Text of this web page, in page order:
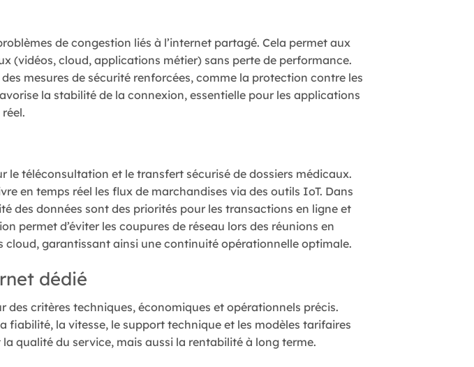
de congestion liés à l’internet partagé. Cela permet aux
(vidéos, cloud, applications métier) sans perte de performance.
mesures de sécurité renforcées, comme la protection contre les
la stabilité de la connexion, essentielle pour les applications
le téléconsultation et le transfert sécurisé de dossiers médicaux.
en temps réel les flux de marchandises via des outils IoT. Dans
des données sont des priorités pour les transactions en ligne et
permet d’éviter les coupures de réseau lors des réunions en
garantissant ainsi une continuité opérationnelle optimale.
dédié
critères techniques, économiques et opérationnels précis.
fiabilité, la vitesse, le support technique et les modèles tarifaires
qualité du service, mais aussi la rentabilité à long terme.